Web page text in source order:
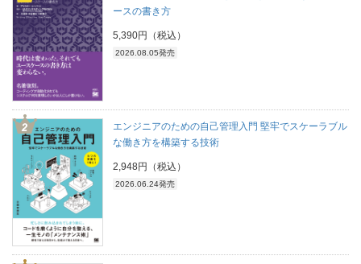
ースの書き方
5,390円（税込）
2026.08.05発売
エンジニアのための自己管理入門 堅牢でスケーラブル
な働き方を構築する技術
2,948円（税込）
2026.06.24発売